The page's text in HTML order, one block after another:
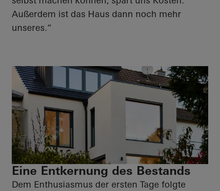
Außerdem ist das Haus dann noch mehr
unseres.“
Eine Entkernung des Bestands
Dem Enthusiasmus der ersten Tage folgte